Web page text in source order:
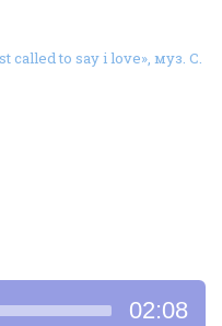
called to say i love», муз. С.
02:08